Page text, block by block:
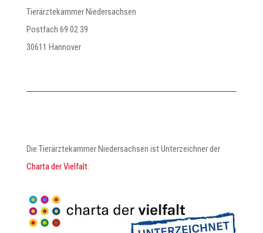
Tierärztekammer Niedersachsen
Postfach 69 02 39
30611 Hannover
Die Tierärztekammer Niedersachsen ist Unterzeichner der
Charta der Vielfalt: